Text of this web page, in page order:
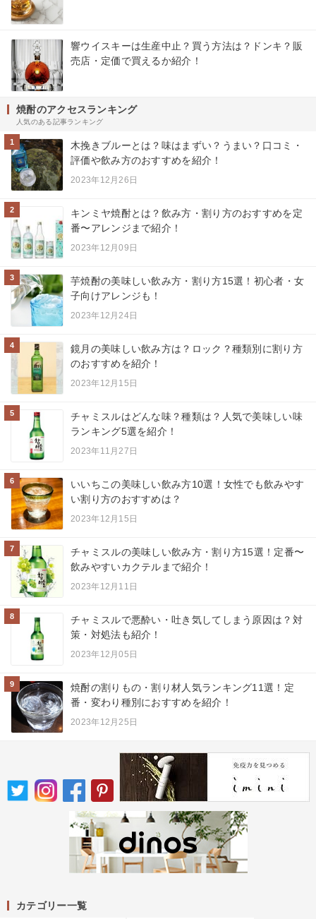
響ウイスキーは生産中止？買う方法は？ドンキ？販
売店・定価で買えるか紹介！
焼酎のアクセスランキング
人気のある記事ランキング
1
木挽きブルーとは？味はまずい？うまい？口コミ・
評価や飲み方のおすすめを紹介！
2023年12月26日
2
キンミヤ焼酎とは？飲み方・割り方のおすすめを定
番〜アレンジまで紹介！
2023年12月09日
3
芋焼酎の美味しい飲み方・割り方15選！初心者・女
子向けアレンジも！
2023年12月24日
4
鏡月の美味しい飲み方は？ロック？種類別に割り方
のおすすめを紹介！
2023年12月15日
5
チャミスルはどんな味？種類は？人気で美味しい味
ランキング5選を紹介！
2023年11月27日
6
いいちこの美味しい飲み方10選！女性でも飲みやす
い割り方のおすすめは？
2023年12月15日
7
チャミスルの美味しい飲み方・割り方15選！定番〜
飲みやすいカクテルまで紹介！
2023年12月11日
8
チャミスルで悪酔い・吐き気してしまう原因は？対
策・対処法も紹介！
2023年12月05日
9
焼酎の割りもの・割り材人気ランキング11選！定
番・変わり種別におすすめを紹介！
2023年12月25日
カテゴリー一覧